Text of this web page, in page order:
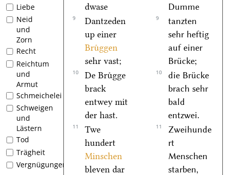
Liebe
Neid
und
Zorn
Recht
Reichtum
und
Armut
Schmeichelei
Schweigen
und
Lästern
Tod
Trägheit
Vergnügungen
dwase
Dumme
9
Dantzeden
up einer
Bruͤggen
sehr vast;
9
tanzten
sehr heftig
auf einer
Brücke;
10
De Bruͤgge
brack
entwey mit
der hast.
10
die Brücke
brach sehr
bald
entzwei.
11
Twe
hundert
Minschen
bleven dar
11
Zweihunde
rt
Menschen
starben,